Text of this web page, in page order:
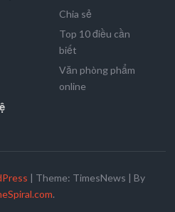
Chia sẻ
Top 10 điều cần
biết
Văn phòng phẩm
online
| Theme: TimesNews | By
.